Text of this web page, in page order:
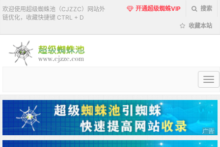
欢迎使用超级蜘蛛池（CJZZC）网站外
链优化，收藏快捷键 CTRL + D
开通超级蜘蛛VIP 搜索
收藏本站
超
蜘
蛛
池